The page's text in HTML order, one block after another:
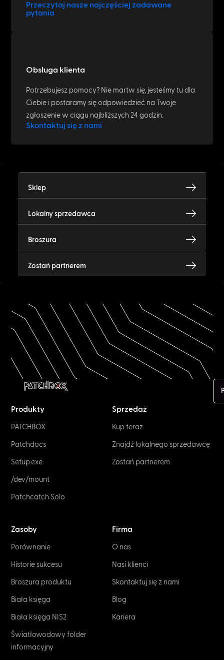
Przeczytaj nasze najczęściej zadawane
pytania
Obsługa klienta
Potrzebujesz pomocy? Nie martw się, jesteśmy tu dla
Ciebie i postaramy się odpowiedzieć na Twoje
zgłoszenie w ciągu najbliższych 24 godzin.
Skontaktuj się z nami
Sklep
Lokalny sprzedawca
Broszura
Zostań partnerem
Produkty
PATCHBOX
Patchdocs
Setup.exe
/dev/mount
Patchcatch Solo
Sprzedaż
Kup teraz
Znajdź lokalnego sprzedawcę
Zostań partnerem
Zasoby
Porównanie
Historie sukcesu
Broszura produktu
Biała księga
Biała księga NIS2
Światłowodowy folder
informacyjny
Firma
O nas
Nasi klienci
Skontaktuj się z nami
Blog
Kariera